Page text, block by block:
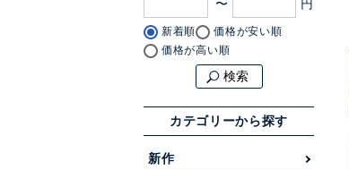
〜
新着順
価格が安い順
価格が高い順
検索
カテゴリーから探す
新作